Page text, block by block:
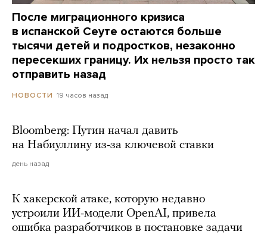
После миграционного кризиса
в испанской Сеуте остаются больше
тысячи детей и подростков, незаконно
пересекших границу. Их нельзя просто так
отправить назад
НОВОСТИ 19 часов назад
Bloomberg: Путин начал давить
на Набиуллину из-за ключевой ставки
день назад
К хакерской атаке, которую недавно
устроили ИИ-модели OpenAI, привела
ошибка разработчиков в постановке задачи